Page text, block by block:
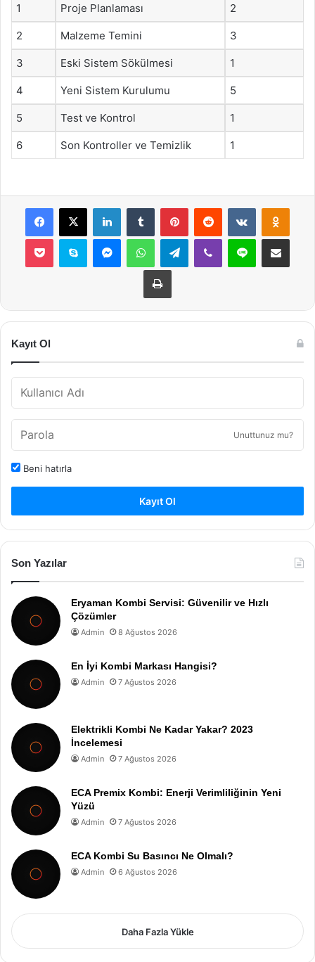
1 Proje Planlaması 2
2 Malzeme Temini 3
3 Eski Sistem Sökülmesi 1
4 Yeni Sistem Kurulumu 5
5 Test ve Kontrol 1
6 Son Kontroller ve Temizlik 1
Facebook
X LinkedInTumblr PinterestReddit VKontakte
Pocket Skype MessengerWhatsAppTelegramViber Line E-Posta ile
Yazdır
Kayıt Ol
Unuttunuz mu?
Beni hatırla
Kayıt Ol
Son Yazılar
Eryaman Kombi Servisi: Güvenilir ve Hızlı
Çözümler
Admin 8 Ağustos 2026
En İyi Kombi Markası Hangisi?
Admin 7 Ağustos 2026
Elektrikli Kombi Ne Kadar Yakar? 2023
İncelemesi
Admin 7 Ağustos 2026
ECA Premix Kombi: Enerji Verimliliğinin Yeni
Yüzü
Admin 7 Ağustos 2026
ECA Kombi Su Basıncı Ne Olmalı?
Admin 6 Ağustos 2026
Daha Fazla Yükle